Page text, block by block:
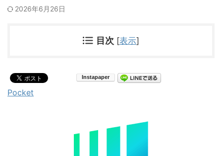
2026年6月26日
目次 [表示]
Pocket